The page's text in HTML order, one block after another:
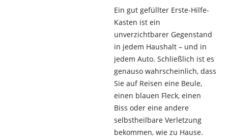
Ein gut gefüllter Erste-Hilfe-
Kasten ist ein
unverzichtbarer Gegenstand
in jedem Haushalt – und in
jedem Auto. Schließlich ist es
genauso wahrscheinlich, dass
Sie auf Reisen eine Beule,
einen blauen Fleck, einen
Biss oder eine andere
selbstheilbare Verletzung
bekommen, wie zu Hause.